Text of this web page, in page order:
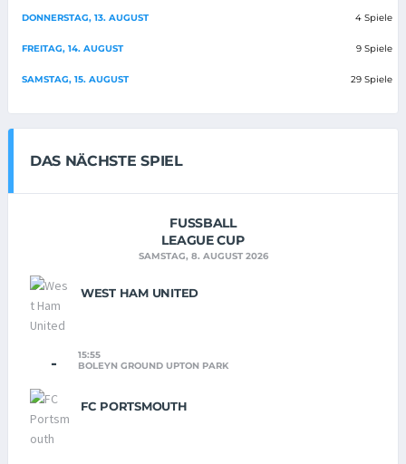
DONNERSTAG, 13. AUGUST 4 Spiele
FREITAG, 14. AUGUST 9 Spiele
SAMSTAG, 15. AUGUST 29 Spiele
DAS NÄCHSTE SPIEL
FUSSBALL
LEAGUE CUP
SAMSTAG, 8. AUGUST 2026
WEST HAM UNITED
-
15:55
BOLEYN GROUND UPTON PARK
FC PORTSMOUTH